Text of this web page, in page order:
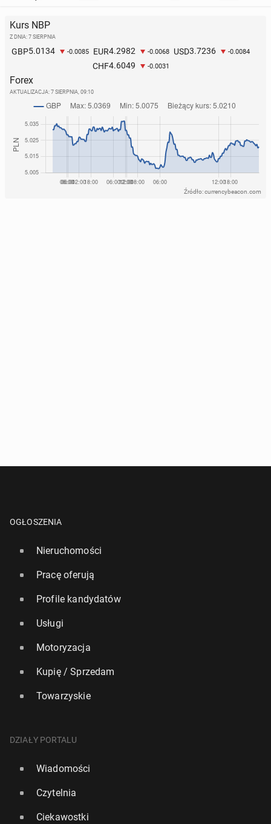
Kurs NBP
Z DNIA: 7 SIERPNIA
GBP5.0134 -0.0085 EUR4.2982 -0.0068 USD3.7236 -0.0084
CHF4.6049 -0.0031
Forex
AKTUALIZACJA: 7 SIERPNIA, 09:10
Źródło: currencybeacon.com
OGŁOSZENIA
Nieruchomości
Pracę oferują
Profile kandydatów
Usługi
Motoryzacja
Kupię / Sprzedam
Towarzyskie
DZIAŁY PORTALU
Wiadomości
Czytelnia
Ciekawostki